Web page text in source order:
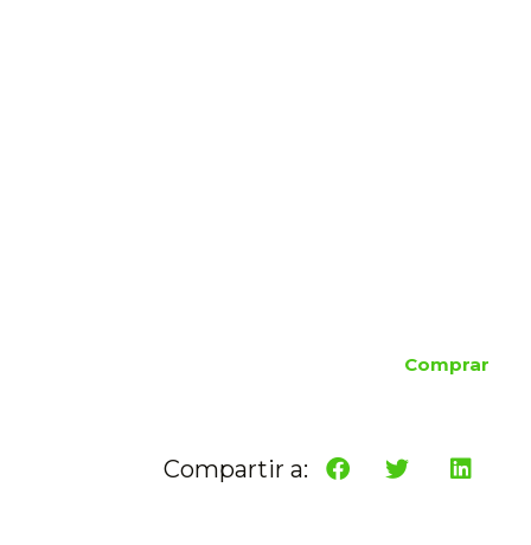
Comprar
Compartir a: